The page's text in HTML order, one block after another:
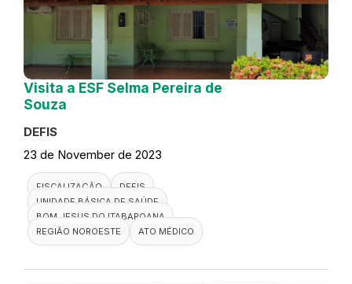
Visita a ESF Selma Pereira de
Souza
DEFIS
23 de November de 2023
FISCALIZAÇÃO
DEFIS
UNIDADE BÁSICA DE SAÚDE
BOM JESUS DO ITABAPOANA
REGIÃO NOROESTE
ATO MÉDICO